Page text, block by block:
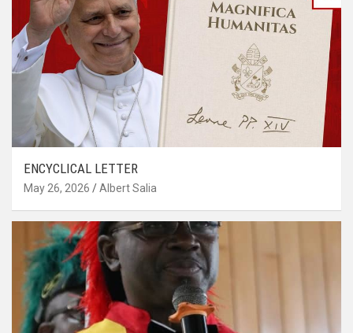
ENCYCLICAL LETTER
May 26, 2026 Albert Salia